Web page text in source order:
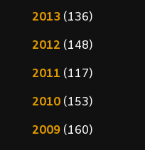
2013(136)
2012 (148)
2011 (117)
2010(153)
2009(160)